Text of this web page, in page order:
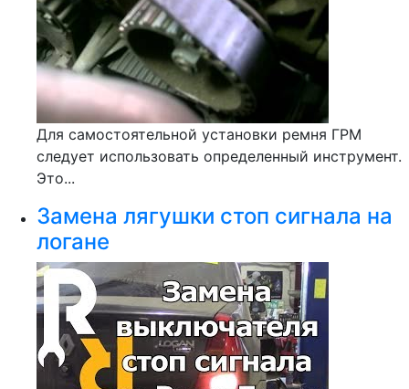
Для самостоятельной установки ремня ГРМ
следует использовать определенный инструмент.
Это...
Замена лягушки стоп сигнала на
логане